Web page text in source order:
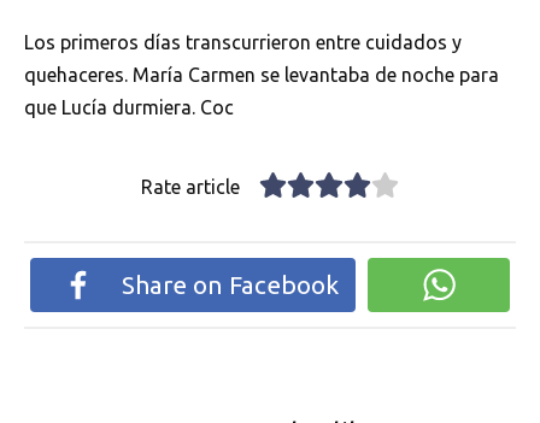
Los primeros días transcurrieron entre cuidados y
quehaceres. María Carmen se levantaba de noche para
que Lucía durmiera. Coc
Rate article
Share on Facebook